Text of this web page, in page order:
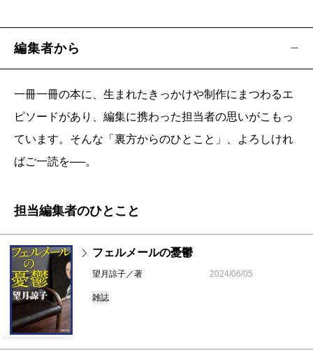
編集者から
一冊一冊の本に、生まれたきっかけや制作にまつわるエ
ピソードがあり、編集に携わった担当者の思いがこもっ
ています。そんな「裏方からのひとこと」、よろしけれ
ばご一読を──。
担当編集者のひとこと
フェルメールの憂鬱
望月諒子／著 2024/06/05
雑誌